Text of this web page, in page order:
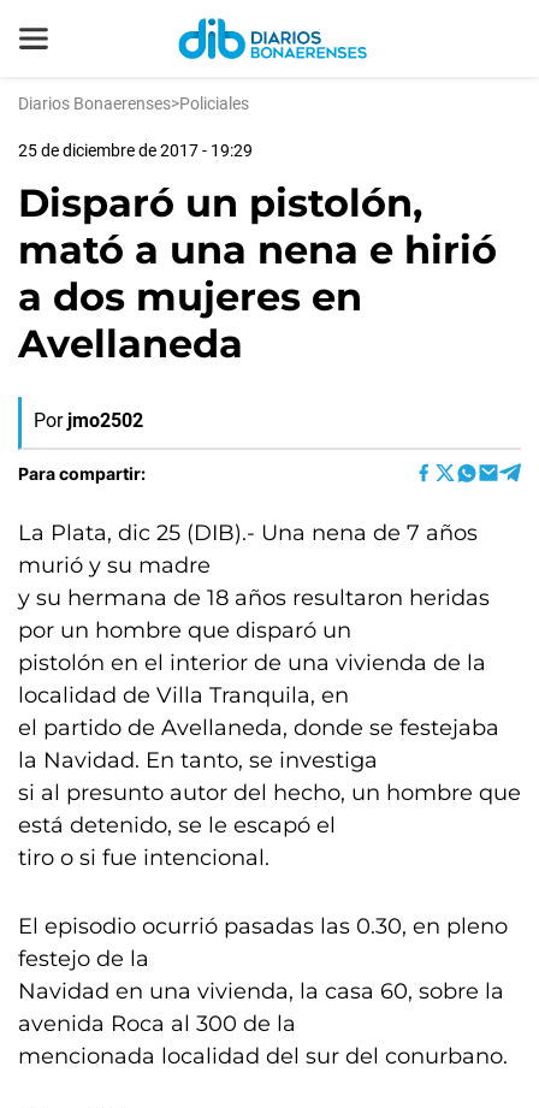
Diarios Bonaerenses>Policiales
25 de diciembre de 2017 - 19:29
Disparó un pistolón,
mató a una nena e hirió
a dos mujeres en
Avellaneda
Por jmo2502
Para compartir:
La Plata, dic 25 (DIB).- Una nena de 7 años
murió y su madre
y su hermana de 18 años resultaron heridas
por un hombre que disparó un
pistolón en el interior de una vivienda de la
localidad de Villa Tranquila, en
el partido de Avellaneda, donde se festejaba
la Navidad. En tanto, se investiga
si al presunto autor del hecho, un hombre que
está detenido, se le escapó el
tiro o si fue intencional.
El episodio ocurrió pasadas las 0.30, en pleno
festejo de la
Navidad en una vivienda, la casa 60, sobre la
avenida Roca al 300 de la
mencionada localidad del sur del conurbano.